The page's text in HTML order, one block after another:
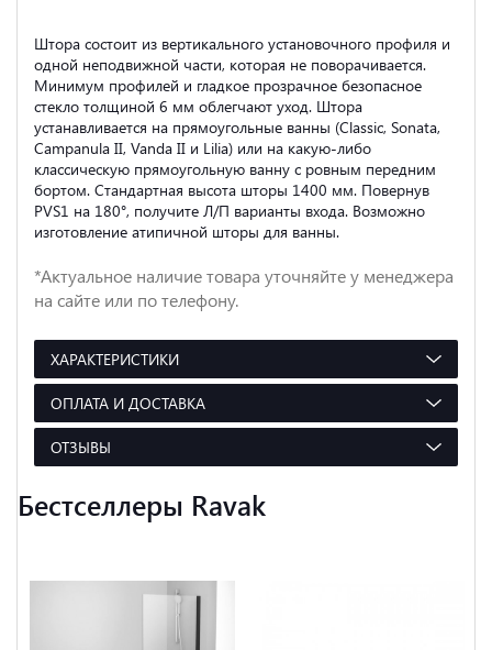
Штора состоит из вертикального установочного профиля и
одной неподвижной части, которая не поворачивается.
Минимум профилей и гладкое прозрачное безопасное
стекло толщиной 6 мм облегчают уход. Штора
устанавливается на прямоугольные ванны (Classic, Sonata,
Campanula II, Vanda II и Lilia) или на какую-либо
классическую прямоугольную ванну с ровным передним
бортом. Стандартная высота шторы 1400 мм. Повернув
РVS1 на 180°, получите Л/П варианты входа. Возможно
изготовление атипичной шторы для ванны.
*Актуальное наличие товара уточняйте у менеджера
на сайте или по телефону.
ХАРАКТЕРИСТИКИ
ОПЛАТА И ДОСТАВКА
ОТЗЫВЫ
Бестселлеры Ravak